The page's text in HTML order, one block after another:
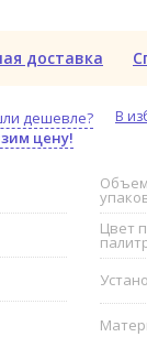
доставка
дешевле?
цену!
В
Цвет